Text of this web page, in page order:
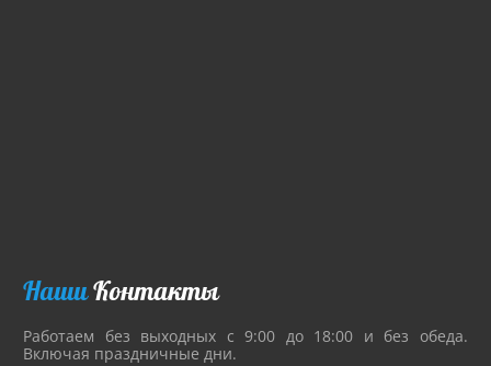
НашиКонтакты
Работаем без выходных с 9:00 до 18:00 и без обеда.
Включая праздничные дни.